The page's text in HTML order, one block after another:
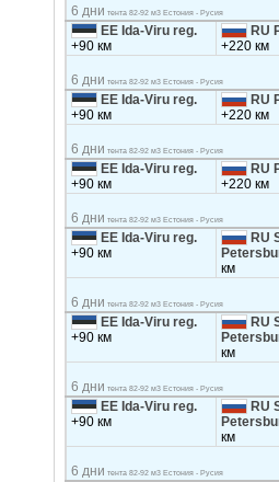
6 дни тента 82-92 м3 Естония - Русия
EE Ida-Viru reg.
+90 км
RU
+220 км
6 дни тента 82-92 м3 Естония - Русия
EE Ida-Viru reg.
+90 км
RU
+220 км
6 дни тента 82-92 м3 Естония - Русия
EE Ida-Viru reg.
+90 км
RU
+220 км
6 дни тента 82-92 м3 Естония - Русия
EE Ida-Viru reg.
+90 км
RU
км
6 дни тента 82-92 м3 Естония - Русия
EE Ida-Viru reg.
+90 км
RU
км
6 дни тента 82-92 м3 Естония - Русия
EE Ida-Viru reg.
+90 км
RU
км
6 дни тента 82-92 м3 Естония - Русия